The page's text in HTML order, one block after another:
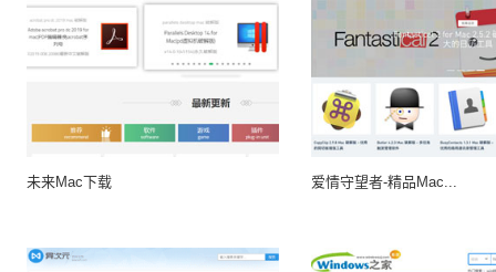
未来Mac下载 爱情守望者-精品Mac...